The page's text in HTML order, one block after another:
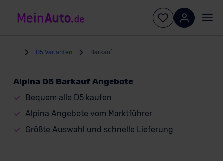
D5 Varianten Barkauf
Alpina D5 Barkauf Angebote
Bequem alle D5 kaufen
Alpina Angebote vom Marktführer
Größte Auswahl und schnelle Lieferung